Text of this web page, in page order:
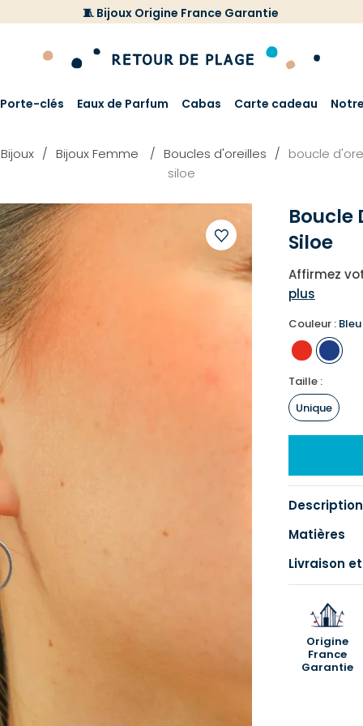
🧵 Bijoux Origine France Garantie
Porte-clés Eaux de Parfum Cabas Carte cadeau
Bijoux Bijoux Femme Boucles d'oreilles
boucle
siloe
Ajouter
d'envies
Boucle
Siloe
Affirmez
plus
Couleur :
Taille :
Unique
Description
Matières
Livraison
Origine
France
Garantie